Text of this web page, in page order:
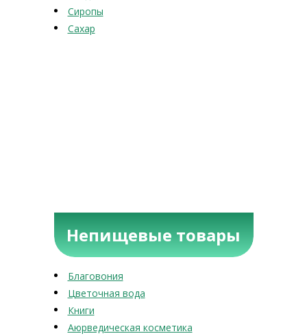
Сиропы
Сахар
Непищевые товары
Благовония
Цветочная вода
Книги
Аюрведическая косметика